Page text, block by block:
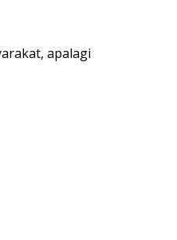
apalagi